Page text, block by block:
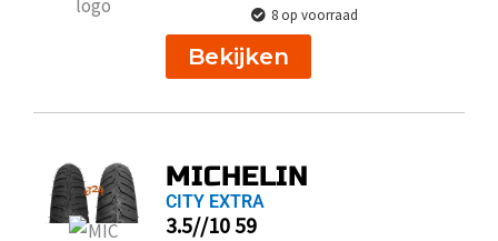
8 op voorraad
Bekijken
MICHELIN
CITY EXTRA
3.5//10 59